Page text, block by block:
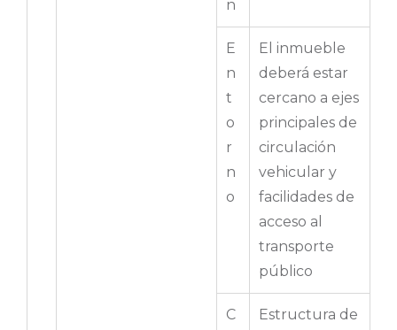
n
E
n
t
o
r
n
o
El inmueble
deberá estar
cercano a ejes
principales de
circulación
vehicular y
facilidades de
acceso al
transporte
público
C
Estructura de